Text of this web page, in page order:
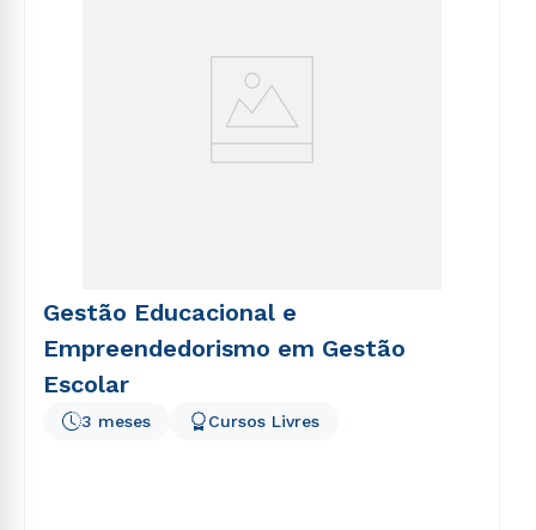
Gestão Educacional e
Empreendedorismo em Gestão
Escolar
3 meses Cursos Livres